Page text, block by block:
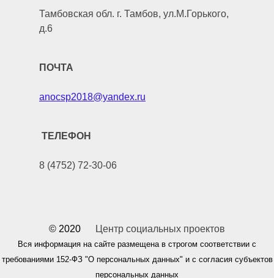
Тамбовская обл. г. Тамбов, ул.М.Горького,
д.6
ПОЧТА
anocsp2018@yandex.ru
ТЕЛЕФОН
8 (4752) 72-30-06
© 2020 Центр социальных проектов
Вся информация на сайте размещена в строгом соответствии с
требованиями 152-ФЗ "О персональных данных" и с согласия субъектов
персональных данных